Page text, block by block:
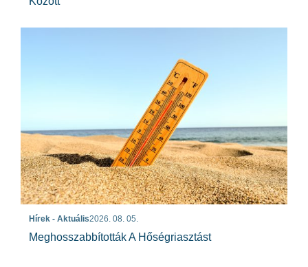
Hírek - Aktuális2026. 08. 05.
Meghosszabbították A Hőségriasztást